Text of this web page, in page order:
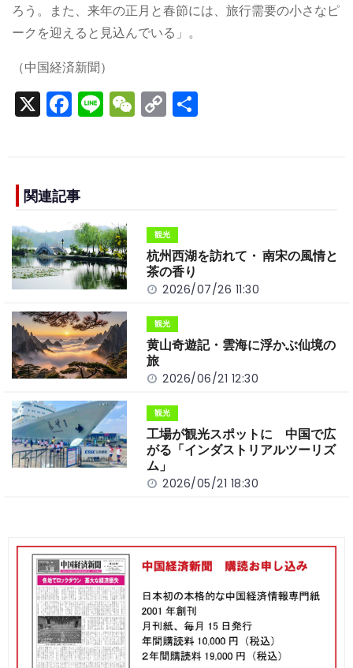
ろう。また、来年の正月と春節には、旅行需要の小さなピ
ークを迎えると見込んでいる」。
（中国経済新聞）
X F
a
e
b
o
o
k
Li
n
W
e
C
o
n
k
関連記事
観光
杭州西湖を訪れて・ 南宋の風情と
茶の香り
2026/07/26 11:30
観光
黄山奇遊記・雲海に浮かぶ仙境の
旅
2026/06/21 12:30
観光
工場が観光スポットに 中国で広
がる「インダストリアルツーリズ
ム」
2026/05/21 18:30